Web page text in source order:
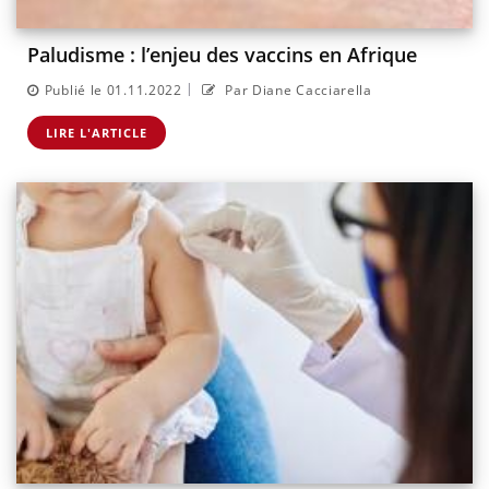
Paludisme : l’enjeu des vaccins en Afrique
Publié le 01.11.2022 | Par Diane Cacciarella
LIRE L'ARTICLE